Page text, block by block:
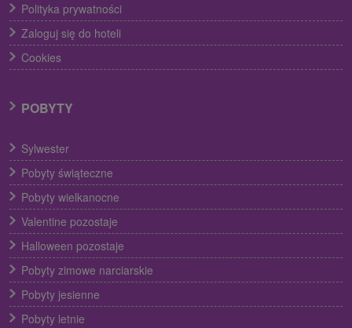
Polityka prywatności
Zaloguj się do hoteli
Cookies
POBYTY
Sylwester
Pobyty świąteczne
Pobyty wielkanocne
Valentine pozostaje
Halloween pozostaje
Pobyty zimowe narciarskie
Pobyty jesienne
Pobyty letnie